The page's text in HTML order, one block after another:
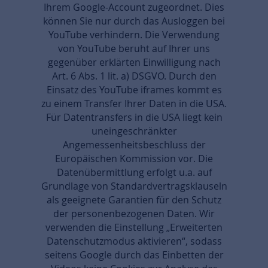
Ihrem Google-Account zugeordnet. Dies
können Sie nur durch das Ausloggen bei
YouTube verhindern. Die Verwendung
von YouTube beruht auf Ihrer uns
gegenüber erklärten Einwilligung nach
Art. 6 Abs. 1 lit. a) DSGVO. Durch den
Einsatz des YouTube iframes kommt es
zu einem Transfer Ihrer Daten in die USA.
Für Datentransfers in die USA liegt kein
uneingeschränkter
Angemessenheitsbeschluss der
Europäischen Kommission vor. Die
Datenübermittlung erfolgt u.a. auf
Grundlage von Standardvertragsklauseln
als geeignete Garantien für den Schutz
der personenbezogenen Daten. Wir
verwenden die Einstellung „Erweiterten
Datenschutzmodus aktivieren“, sodass
seitens Google durch das Einbetten der